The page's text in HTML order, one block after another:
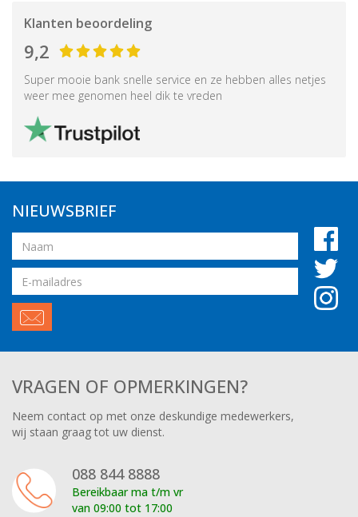
Klanten beoordeling
9,2
Super mooie bank snelle service en ze hebben alles netjes
weer mee genomen heel dik te vreden
NIEUWSBRIEF
Naam
Email
adres
VRAGEN OF OPMERKINGEN?
Neem contact op met onze deskundige medewerkers,
wij staan graag tot uw dienst.
088 844 8888
Bereikbaar ma t/m vr
van 09:00 tot 17:00